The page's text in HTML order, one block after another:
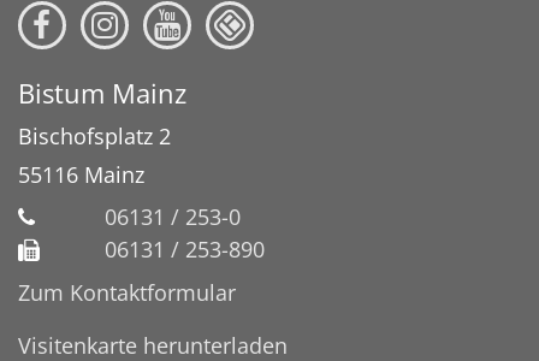
Bistum Mainz
Bischofsplatz 2
55116 Mainz
06131 / 253-0
06131 / 253-890
Zum Kontaktformular
Visitenkarte herunterladen